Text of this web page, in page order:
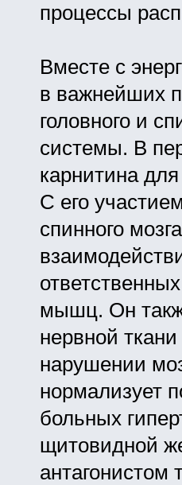
процессы
Вместе с
в важнейших
головного и
системы. В
карнитина
С его
спинного
мышц. Он
нервной
нарушении
нормализует
больных
щитовидной
антагонистом